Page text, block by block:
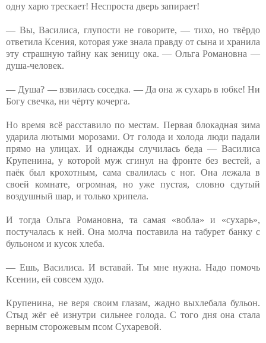
одну харю трескает! Неспроста дверь запирает!
— Вы, Василиса, глупости не говорите, — тихо, но твёрдо
ответила Ксения, которая уже знала правду от сына и хранила
эту страшную тайну как зеницу ока. — Ольга Романовна —
душа-человек.
— Душа? — взвилась соседка. — Да она ж сухарь в юбке! Ни
Богу свечка, ни чёрту кочерга.
Но время всё расставило по местам. Первая блокадная зима
ударила лютыми морозами. От голода и холода люди падали
прямо на улицах. И однажды случилась беда — Василиса
Крупенина, у которой муж сгинул на фронте без вестей, а
паёк был крохотным, сама свалилась с ног. Она лежала в
своей комнате, огромная, но уже пустая, словно сдутый
воздушный шар, и только хрипела.
И тогда Ольга Романовна, та самая «вобла» и «сухарь»,
постучалась к ней. Она молча поставила на табурет банку с
бульоном и кусок хлеба.
— Ешь, Василиса. И вставай. Ты мне нужна. Надо помочь
Ксении, ей совсем худо.
Крупенина, не веря своим глазам, жадно выхлебала бульон.
Стыд жёг её изнутри сильнее голода. С того дня она стала
верным сторожевым псом Сухаревой.